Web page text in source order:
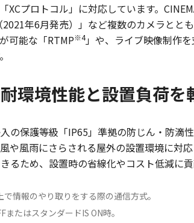
プロトコル」に対応しています。
年6月発売）」など複数のカメラとと
可能な「RTMP※4」や、ライブ映像制作
環境性能と設置負荷を
の保護等級「IP65」準拠の防じん・防滴
や風雨にさらされる屋外の設置環境に対
るため、設置時の省線化やコスト低減に貢
情報のやり取りをする際の通信方式。
たはスタンダードIS ON時。